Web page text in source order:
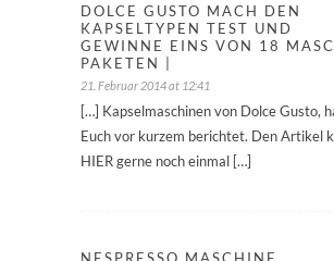
DOLCE GUSTO MACH DEN
KAPSELTYPEN TEST UND
GEWINNE EINS VON 18
PAKETEN |
21. Februar 2014 at 12:41
[…] Kapselmaschinen von Dolce Gusto,
Euch vor kurzem berichtet. Den Artikel
HIER gerne noch einmal […]